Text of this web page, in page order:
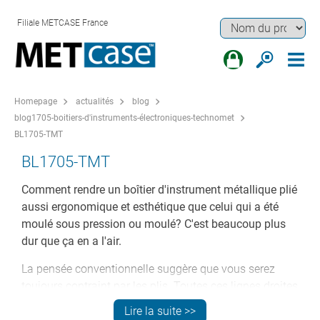
Filiale METCASE France
Homepage actualités
blog
blog1705-boitiers-d'instruments-électroniques-technomet
BL1705-TMT
BL1705-TMT
Comment rendre un boîtier d'instrument métallique plié
aussi ergonomique et esthétique que celui qui a été
moulé sous pression ou moulé? C'est beaucoup plus
dur que ça en a l'air.
La pensée conventionnelle suggère que vous serez
toujours contraint par les plis. Toutes ces lignes droites
- résultant en des profils maintenus ensemble par une
Lire la suite >>